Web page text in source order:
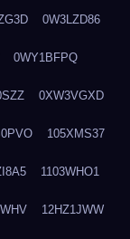
0W3LZD86
0WY1BFPQ
0XW3VGXD
105XMS37
1103WHO1
12HZ1JWW